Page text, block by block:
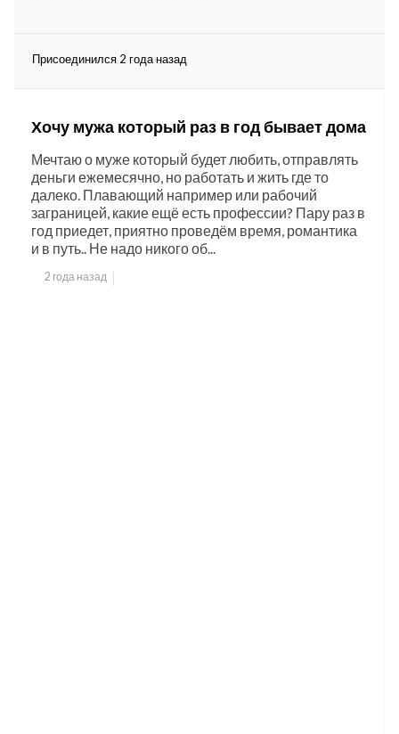
Присоединился 2 года назад
Хочу мужа который раз в год бывает дома
Мечтаю о муже который будет любить, отправлять
деньги ежемесячно, но работать и жить где то
далеко. Плавающий например или рабочий
заграницей, какие ещё есть профессии? Пару раз в
год приедет, приятно проведём время, романтика
и в путь.. Не надо никого об...
2 года назад